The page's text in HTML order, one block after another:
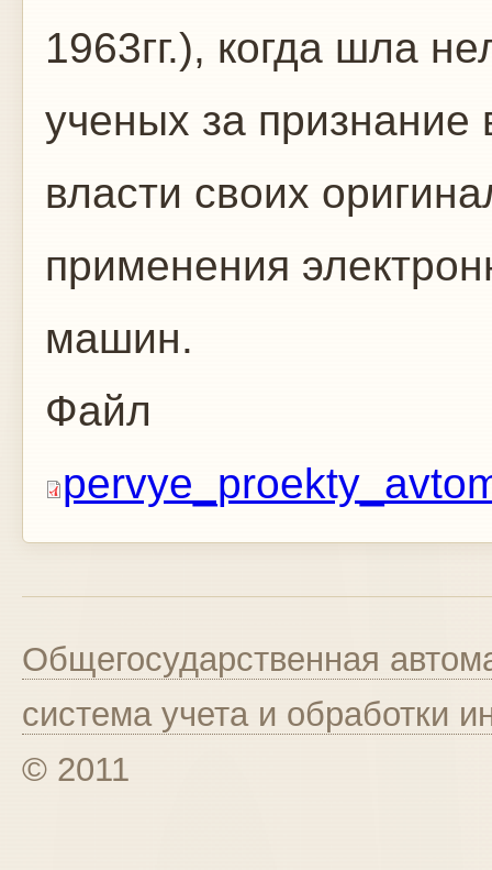
1963гг.), когда шла
ученых за
власти своих
применения
машин.
Файл
Общегосударственная
система учета и обработки
© 2011